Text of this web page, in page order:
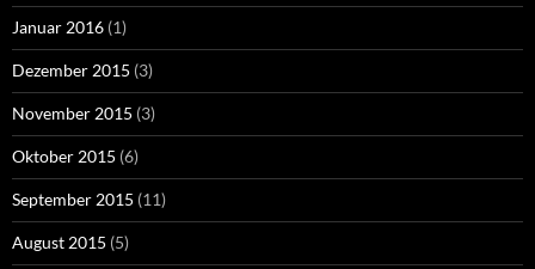
Januar 2016 (1)
Dezember 2015 (3)
November 2015 (3)
Oktober 2015 (6)
September 2015 (11)
August 2015 (5)